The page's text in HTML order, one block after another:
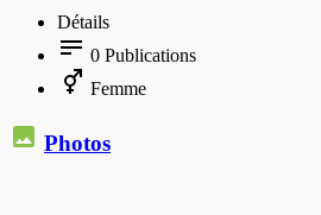
Détails
0 Publications
Femme
Photos